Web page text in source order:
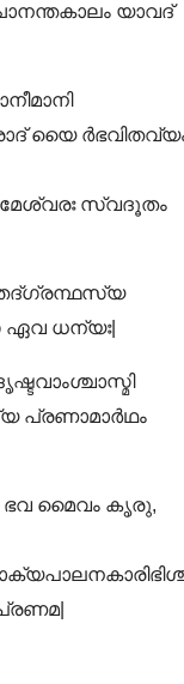
യാവദ്
യൈ
സ്വദൂതം
ഏവ ധന്യഃ|
പ്രണാമാർഥം
ഭവ മൈവം കൃരു,